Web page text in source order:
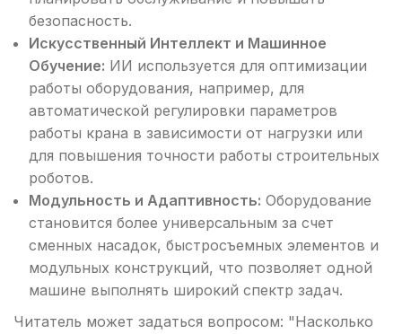
безопасность.
Искусственный Интеллект и Машинное
Обучение: ИИ используется для оптимизации
работы оборудования, например, для
автоматической регулировки параметров
работы крана в зависимости от нагрузки или
для повышения точности работы строительных
роботов.
Модульность и Адаптивность: Оборудование
становится более универсальным за счет
сменных насадок, быстросъемных элементов и
модульных конструкций, что позволяет одной
машине выполнять широкий спектр задач.
Читатель может задаться вопросом: "Насколько